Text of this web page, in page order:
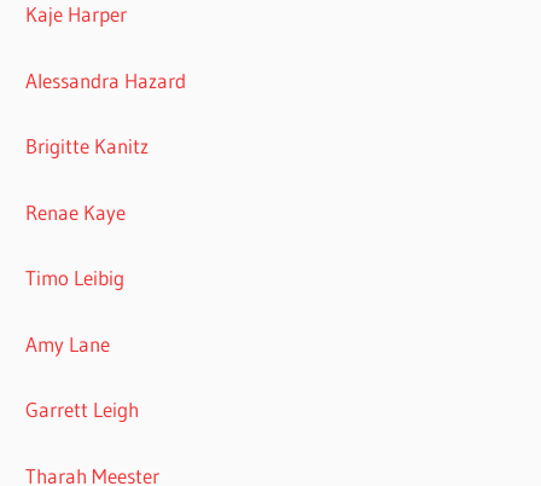
Kaje Harper
Alessandra Hazard
Brigitte Kanitz
Renae Kaye
Timo Leibig
Amy Lane
Garrett Leigh
Tharah Meester